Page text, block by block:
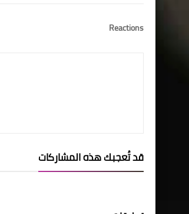
Reactions
قد تُعجبك هذه المشاركات